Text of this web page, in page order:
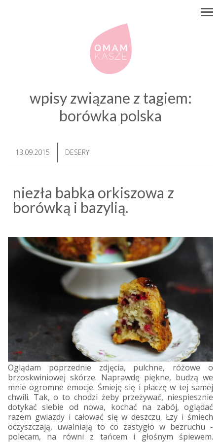
wpisy związane z tagiem:
borówka polska
13.09.2015 DESERY
niezła babka orkiszowa z
borówką i bazylią.
Oglądam poprzednie zdjęcia, pulchne, różowe o
brzoskwiniowej skórze. Naprawdę piękne, budzą we
mnie ogromne emocje. Śmieję się i płaczę w tej samej
chwili. Tak, o to chodzi żeby przeżywać, niespiesznie
dotykać siebie od nowa, kochać na zabój, oglądać
razem gwiazdy i całować się w deszczu. Łzy i śmiech
oczyszczają, uwalniają to co zastygło w bezruchu -
polecam, na równi z tańcem i głośnym śpiewem.